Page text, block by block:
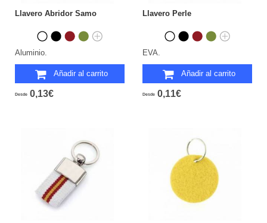
Llavero Abridor Samo
Aluminio.
Añadir al carrito
Desde 0,13€
Llavero Perle
EVA.
Añadir al carrito
Desde 0,11€